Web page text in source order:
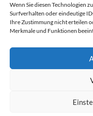
Wenn Sie diesen Technologien
Surfverhalten oder eindeutige
Ihre Zustimmung nicht erteilen
Merkmale und Funktionen
© 1998–2026